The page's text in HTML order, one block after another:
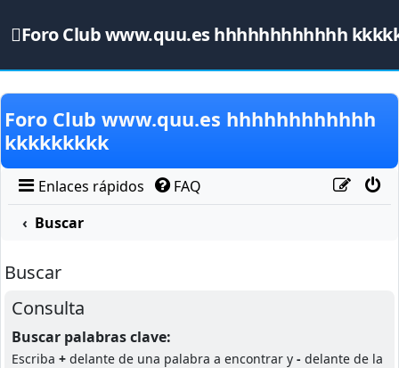
Foro Club www.quu.es hhhhhhhhhhhh
Obviar
Foro Club www.quu.es hhhhhhhhhhhh
kkkkkkkkk
Enlaces rápidos
FAQ
Buscar
Buscar
Consulta
Buscar palabras clave:
Escriba + delante de una palabra a encontrar y - delante de la